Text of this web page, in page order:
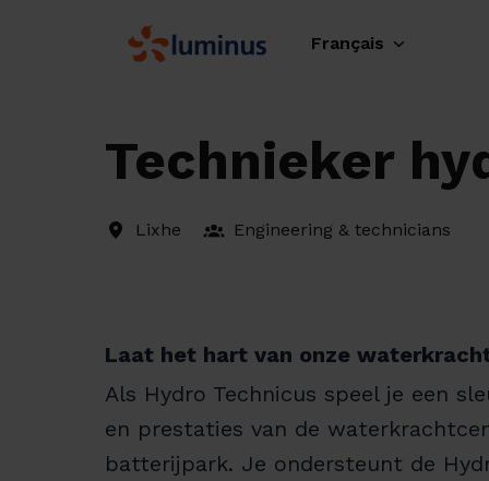
Page d'accueil
Français
Technieker
Lixhe Engineering & technicians
Laat het hart van onze
Als Hydro Technicus speel je een
en prestaties van de
batterijpark. Je ondersteunt de